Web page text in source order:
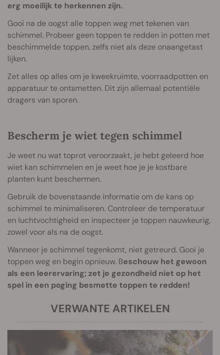
erg moeilijk te herkennen zijn.
Gooi na de oogst alle toppen weg met tekenen van
schimmel. Probeer geen toppen te redden in potten met
beschimmelde toppen, zelfs niet als deze onaangetast
lijken.
Zet alles op alles om je kweekruimte, voorraadpotten en
apparatuur te ontsmetten. Dit zijn allemaal potentiële
dragers van sporen.
Bescherm je wiet tegen schimmel
Je weet nu wat toprot veroorzaakt, je hebt geleerd hoe
wiet kan schimmelen en je weet hoe je je kostbare
planten kunt beschermen.
Gebruik de bovenstaande informatie om de kans op
schimmel te minimaliseren. Controleer de temperatuur
en luchtvochtigheid en inspecteer je toppen nauwkeurig,
zowel voor als na de oogst.
Wanneer je schimmel tegenkomt, niet getreurd. Gooi je
toppen weg en begin opnieuw. Beschouw het gewoon
als een leerervaring; zet je gezondheid niet op het
spel in een poging besmette toppen te redden!
VERWANTE ARTIKELEN